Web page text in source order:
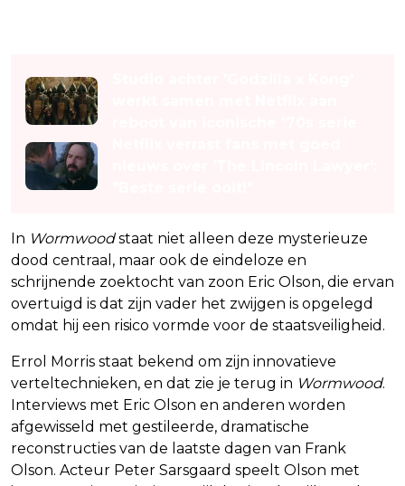
In Wormwoodstaat niet alleen deze mysterieuze
dood centraal, maar ook de eindeloze en
schrijnende zoektocht van zoon Eric Olson, die ervan
overtuigd is dat zijn vader het zwijgen is opgelegd
omdat hij een risico vormde voor de staatsveiligheid.
Errol Morris staat bekend om zijn innovatieve
verteltechnieken, en dat zie je terug in Wormwood.
Interviews met Eric Olson en anderen worden
afgewisseld met gestileerde, dramatische
reconstructies van de laatste dagen van Frank
Olson. Acteur Peter Sarsgaard speelt Olson met